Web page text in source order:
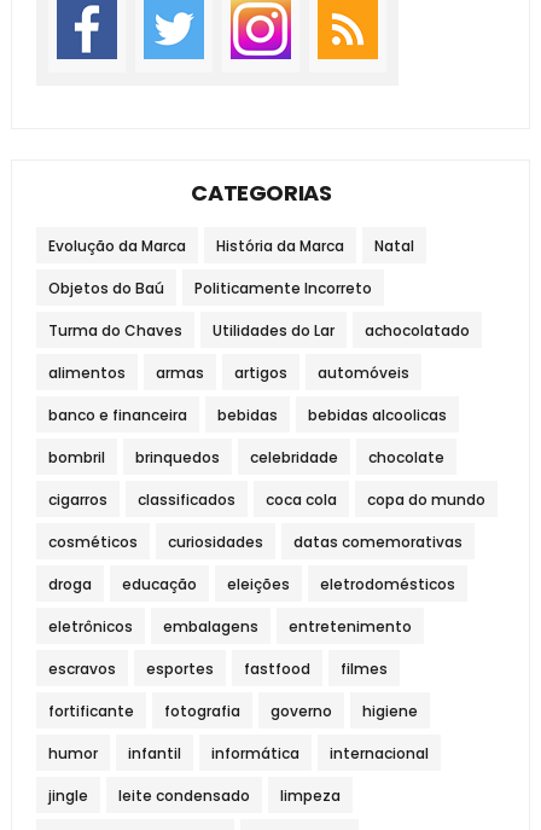
CATEGORIAS
Evolução da Marca História da Marca Natal
Objetos do Baú Politicamente Incorreto
Turma do Chaves Utilidades do Lar achocolatado
alimentos armas artigos automóveis
banco e financeira bebidas bebidas alcoolicas
bombril brinquedos celebridade chocolate
cigarros classificados coca cola copa do mundo
cosméticos curiosidades datas comemorativas
droga educação eleições eletrodomésticos
eletrônicos embalagens entretenimento
escravos esportes fastfood filmes
fortificante fotografia governo higiene
humor infantil informática internacional
jingle leite condensado limpeza